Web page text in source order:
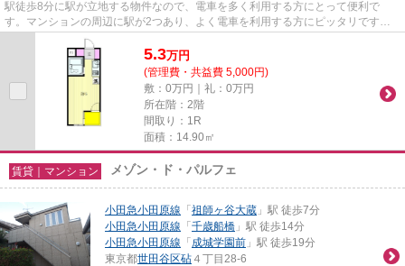
駅徒歩8分に駅が立地する物件なので、電車を多く利用する方にとって便利で
す。マンションの周辺に駅が2つあり、よく電車を利用する方にピッタリです。
エレベーターがある物件です。こ...
5.3万円
(管理費・共益費 5,000円)
敷：0万円｜礼：0万円
所在階：2階
間取り：1R
面積：14.90㎡
賃貸｜マンション メゾン・ド・パルフェ
小田急小田原線 「祖師ヶ谷大蔵 」駅 徒歩7分
小田急小田原線 「千歳船橋 」駅 徒歩14分
小田急小田原線 「成城学園前 」駅 徒歩19分
東京都世田谷区砧 ４丁目28-6